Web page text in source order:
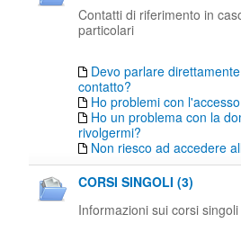
Contatti di riferimento in
particolari
Devo parlare
contatto?
Ho problemi con
Ho un problema con la
rivolgermi?
Non riesco ad accedere
CORSI SINGOLI (3)
Informazioni sui corsi singoli